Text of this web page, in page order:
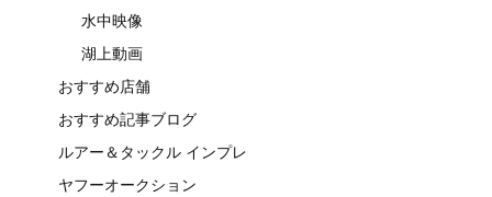
水中映像
湖上動画
おすすめ店舗
おすすめ記事ブログ
ルアー＆タックル インプレ
ヤフーオークション